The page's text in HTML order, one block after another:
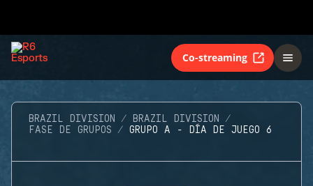
Co-streaming
BRAZIL DIVISION
BRAZIL DIVISION
FASE DE GRUPOS
GRUPO A - DÍA DE JUEGO 6